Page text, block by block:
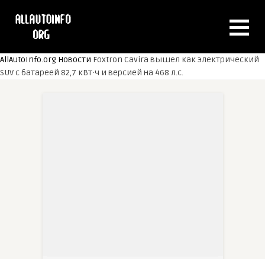
AllAutoInfo.org Новости Foxtron Cavira вышел как электрический
SUV с батареей 82,7 кВт·ч и версией на 468 л.с.